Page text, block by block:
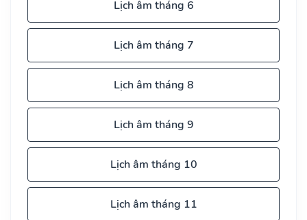
Lịch âm tháng 6
Lịch âm tháng 7
Lịch âm tháng 8
Lịch âm tháng 9
Lịch âm tháng 10
Lịch âm tháng 11